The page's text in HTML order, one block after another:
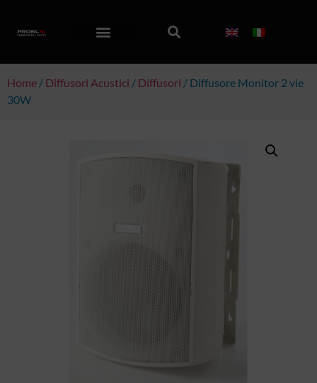
Home / Diffusori Acustici / Diffusori / Diffusore Monitor 2 vie
30W